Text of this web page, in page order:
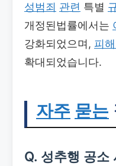
성범죄 관련 특별
개정된법률에서는
강화되었으며, 피
확대되었습니다.
자주 묻는
Q. 성추행 공소